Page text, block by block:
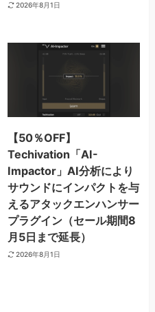
2026年8月1日
【50％OFF】
Techivation「AI-
Impactor」AI分析により
サウンドにインパクトを与
えるアタックエンハンサー
プラグイン（セール期間8
月5日まで延長）
2026年8月1日